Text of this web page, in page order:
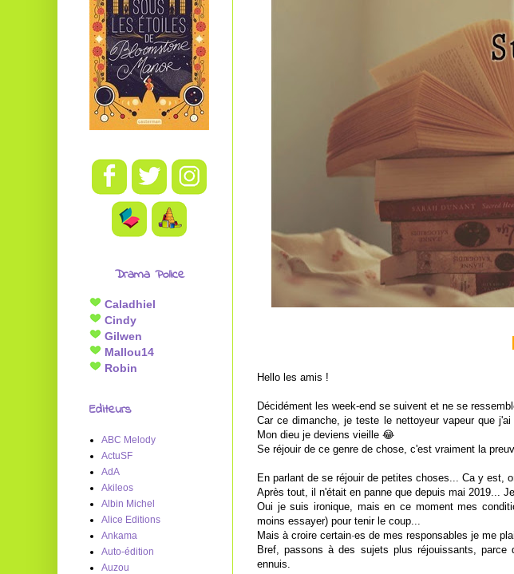
Hello les amis !
Décidément les week-end se suivent et ne se
Car ce dimanche, je teste le nettoyeur vapeur que
Mon dieu je deviens vieille 😂
Se réjouir de ce genre de chose, c'est vraiment la
En parlant de se réjouir de petites choses... Ca y est,
Après tout, il n'était en panne que depuis mai 2019...
Oui je suis ironique, mais en ce moment mes
moins essayer) pour tenir le coup...
Mais à croire certain·es de mes responsables je me
Bref, passons à des sujets plus réjouissants,
ennuis.
Drama Police
Caladhiel
Cindy
Gilwen
Mallou14
Robin
Editeurs
ABC Melody
ActuSF
AdA
Akileos
Albin Michel
Alice Editions
Ankama
Auto-édition
Auzou